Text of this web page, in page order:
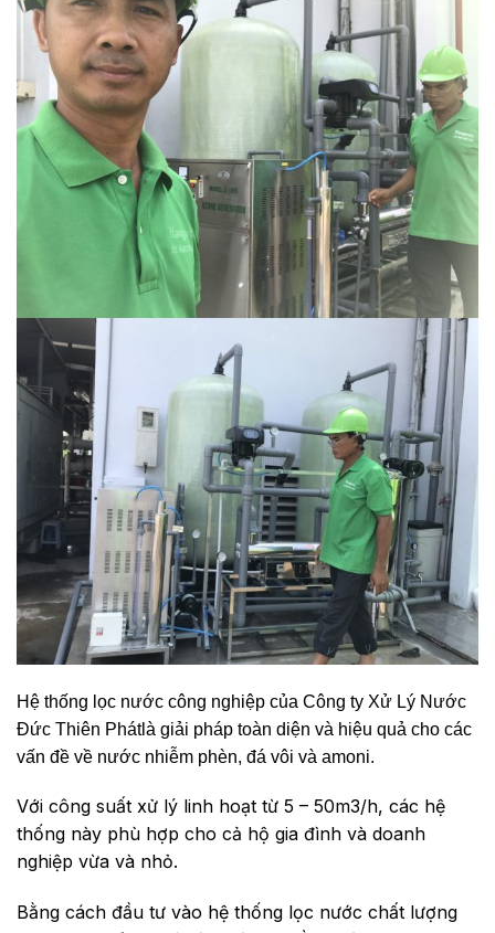
Hệ thống lọc nước công nghiệp của Công ty Xử Lý Nước
Đức Thiên Phátlà giải pháp toàn diện và hiệu quả cho các
vấn đề về nước nhiễm phèn, đá vôi và amoni.
Với công suất xử lý linh hoạt từ 5 – 50m3/h, các hệ
thống này phù hợp cho cả hộ gia đình và doanh
nghiệp vừa và nhỏ.
Bằng cách đầu tư vào hệ thống lọc nước chất lượng